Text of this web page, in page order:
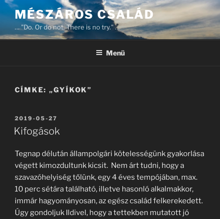
Tartalomhoz
MÉSZÁROS CSALÁD
… "Do. Or do not. There is no try." …
Menü
CÍMKE: „GYÍKOK”
BEKÜLDVE:
2019-05-27
Kifogások
Tegnap délután állampolgári kötelességünk gyakorlása
végett kimozdultunk kicsit. Nem árt tudni, hogy a
szavazóhelyiség tőlünk, egy 4 éves tempójában, max.
10 perc sétára található, illetve hasonló alkalmakkor,
immár hagyományosan, az egész család felkerekedett.
Úgy gondoljuk Ildivel, hogy a tettekben mutatott jó